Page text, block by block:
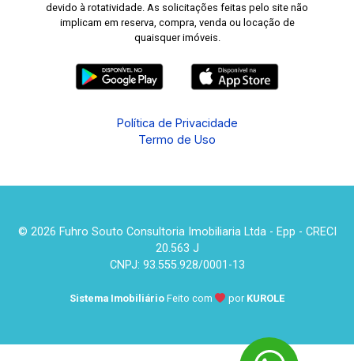
devido à rotatividade. As solicitações feitas pelo site não
implicam em reserva, compra, venda ou locação de
quaisquer imóveis.
Política de Privacidade
Termo de Uso
© 2026 Fuhro Souto Consultoria Imobiliaria Ltda - Epp - CRECI
20.563 J
CNPJ: 93.555.928/0001-13
Sistema Imobiliário Feito com por KUROLE